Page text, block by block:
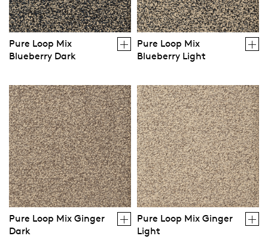
Pure Loop Mix
Blueberry Dark
Pure Loop Mix
Blueberry Light
Pure Loop Mix Ginger
Dark
Pure Loop Mix Ginger
Light